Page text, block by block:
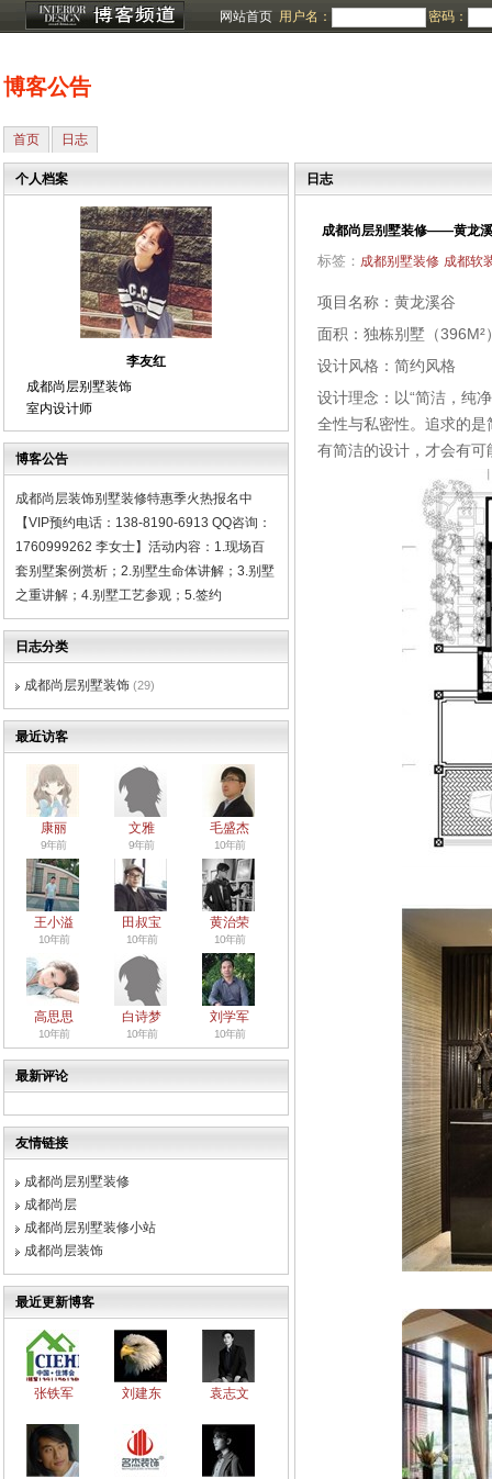
网站首页 用户名： 密码：
博客公告
首页 日志
个人档案
李友红
成都尚层别墅装饰
室内设计师
博客公告
成都尚层装饰别墅装修特惠季火热报名中
【VIP预约电话：138-8190-6913 QQ咨询：
1760999262 李女士】活动内容：1.现场百
套别墅案例赏析；2.别墅生命体讲解；3.别墅
之重讲解；4.别墅工艺参观；5.签约
日志分类
成都尚层别墅装饰 (29)
最近访客
康丽
9年前
文雅
9年前
毛盛杰
10年前
王小溢
10年前
田叔宝
10年前
黄治荣
10年前
高思思
10年前
白诗梦
10年前
刘学军
10年前
最新评论
友情链接
成都尚层别墅装修
成都尚层
成都尚层别墅装修小站
成都尚层装饰
最近更新博客
张铁军 刘建东 袁志文
日志
成都尚层别墅装修——黄龙
标签： 成都别墅装修 成都软
项目名称：黄龙溪谷
面积：独栋别墅（396M²
设计风格：简约风格
设计理念：以“简洁，纯
全性与私密性。追求的是
有简洁的设计，才会有